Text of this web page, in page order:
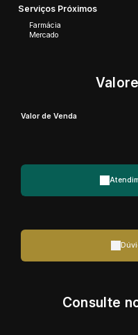
Serviços Próximos
Farmácia
Mercado
Valor de Venda
Consulte